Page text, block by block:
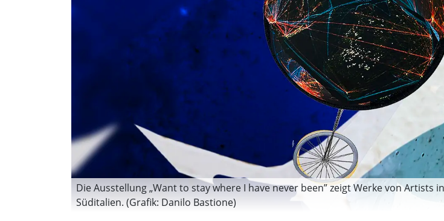
Die Ausstellung „Want to stay where I have never been” zeigt Werke von Artists
Süditalien. (Grafik: Danilo Bastione)